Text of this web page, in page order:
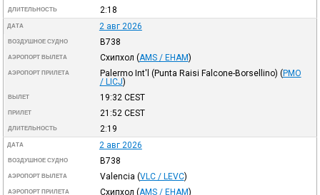
ДЛИТЕЛЬНОСТЬ 2:18
ДАТА 2 авг 2026
ВОЗДУШНОЕ СУДНО B738
АЭРОПОРТ ВЫЛЕТА Схипхол (AMS / EHAM)
АЭРОПОРТ ПРИЛЕТА Palermo Int'l (Punta Raisi Falcone-Borsellino) (PMO
/ LICJ)
ВЫЛЕТ 19:32 CEST
ПРИЛЕТ 21:52 CEST
ДЛИТЕЛЬНОСТЬ 2:19
ДАТА 2 авг 2026
ВОЗДУШНОЕ СУДНО B738
АЭРОПОРТ ВЫЛЕТА Valencia (VLC / LEVC)
АЭРОПОРТ ПРИЛЕТА Схипхол (AMS / EHAM)